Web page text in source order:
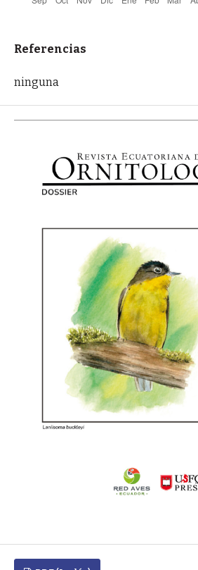
Referencias
ninguna